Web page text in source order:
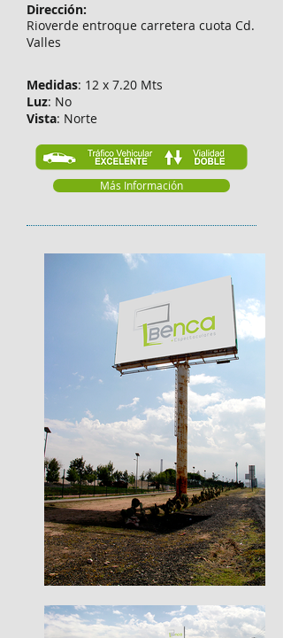
Dirección:
Rioverde entroque carretera cuota Cd.
Valles
Medidas: 12 x 7.20 Mts
Luz: No
Vista: Norte
Más Información